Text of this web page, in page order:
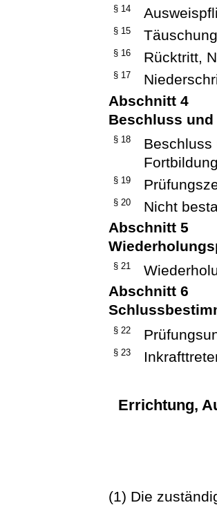
§ 14
§ 15
§ 16 Rücktritt,
§ 17
Abschnitt 4
Beschluss
§ 18
Beschluss
§ 19
§ 20
Nicht
Abschnitt 5
§ 21
Abschnitt 6
§ 22
§ 23
Errichtung,
(1) Die